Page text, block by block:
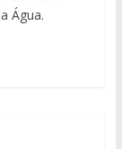
Água.